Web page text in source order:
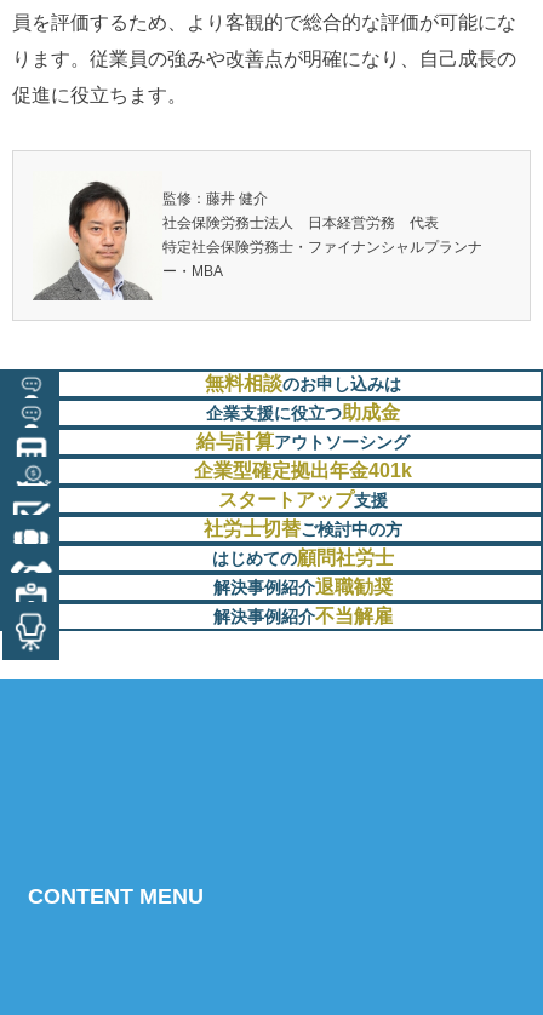
員を評価するため、より客観的で総合的な評価が可能にな
ります。従業員の強みや改善点が明確になり、自己成長の
促進に役立ちます。
監修：藤井 健介
社会保険労務士法人 日本経営労務 代表
特定社会保険労務士・ファイナンシャルプランナ
ー・MBA
無料相談のお申し込みは
企業支援に役立つ助成金
給与計算アウトソーシング
企業型確定拠出年金401k
スタートアップ支援
社労士切替ご検討中の方
はじめての顧問社労士
解決事例紹介退職勧奨
解決事例紹介不当解雇
CONTENT MENU